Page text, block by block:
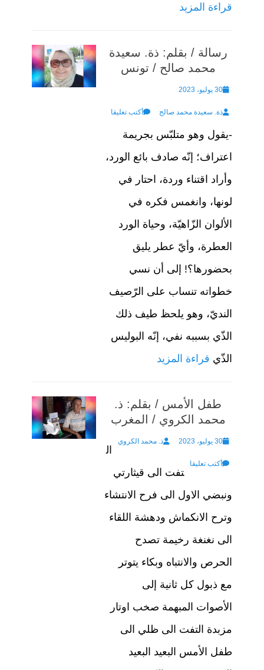
قراءة المزيد
رسالة / بقلم: ذة. سعيدة
محمد صالح / تونس
Posted
on
30 يوليو، 2023
Author
ذة. سعيدة محمد صالح أكتب تعليقا
-يقول وهو متلبّس بجريمة
اعتراف؛ إنّه صادف بائع الورد،
وأراد اقتناء وردة، احتار في
لونها، وانغمس فكره في
الألوان الزّاهيّة، وحياة الورد
العطرة، وأيّ عطر يليق
بحضورها؟! إلى أن نسي
خطواته تنساب على الرّصيف
النديّ، وهو يلحظ طيف ذلك
الذّي بسببه نفي، إنّه البوليس
الذّي قراءة المزيد
طفل الأمس / بقلم: ذ.
محمد الكروي / المغرب
Posted
on
30 يوليو، 2023 Author
ذ. محمد الكروي
أكتب تعليقا
ال
تفت الى قيثارتي
ونبضي الاول الى فرح الانتشاء
وترح الانكماش ودهشة اللقاء
الى نغنغة رخيمة تصدح
الحرص والانتباه وبكاء يتوتر
مع ذبول كل ثانية إلى
الأصوات المبهمة صخب اوتار
مزبدة التفت الى ظلي الى
طفل الأمس البعيد البعيد